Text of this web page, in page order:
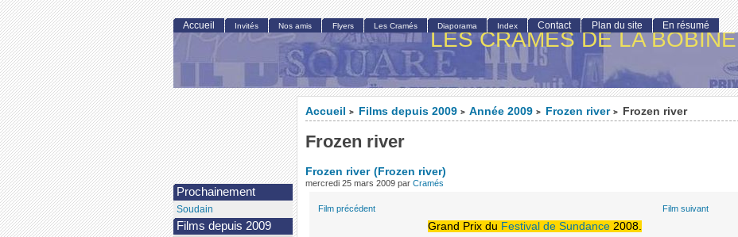
LES CRAMÉS DE LA BOBINE
Accueil > Films depuis 2009 > Année 2009 > Frozen river > Frozen river
Frozen river
Frozen river (Frozen river)
mercredi 25 mars 2009 par Cramés
Film précédent Film suivant
Grand Prix du Festival de Sundance2008.
Accueil Invités Nos amis Flyers Les Cramés Diaporama Index Contact Plan du site En résumé
Prochainement
Soudain
Films depuis 2009